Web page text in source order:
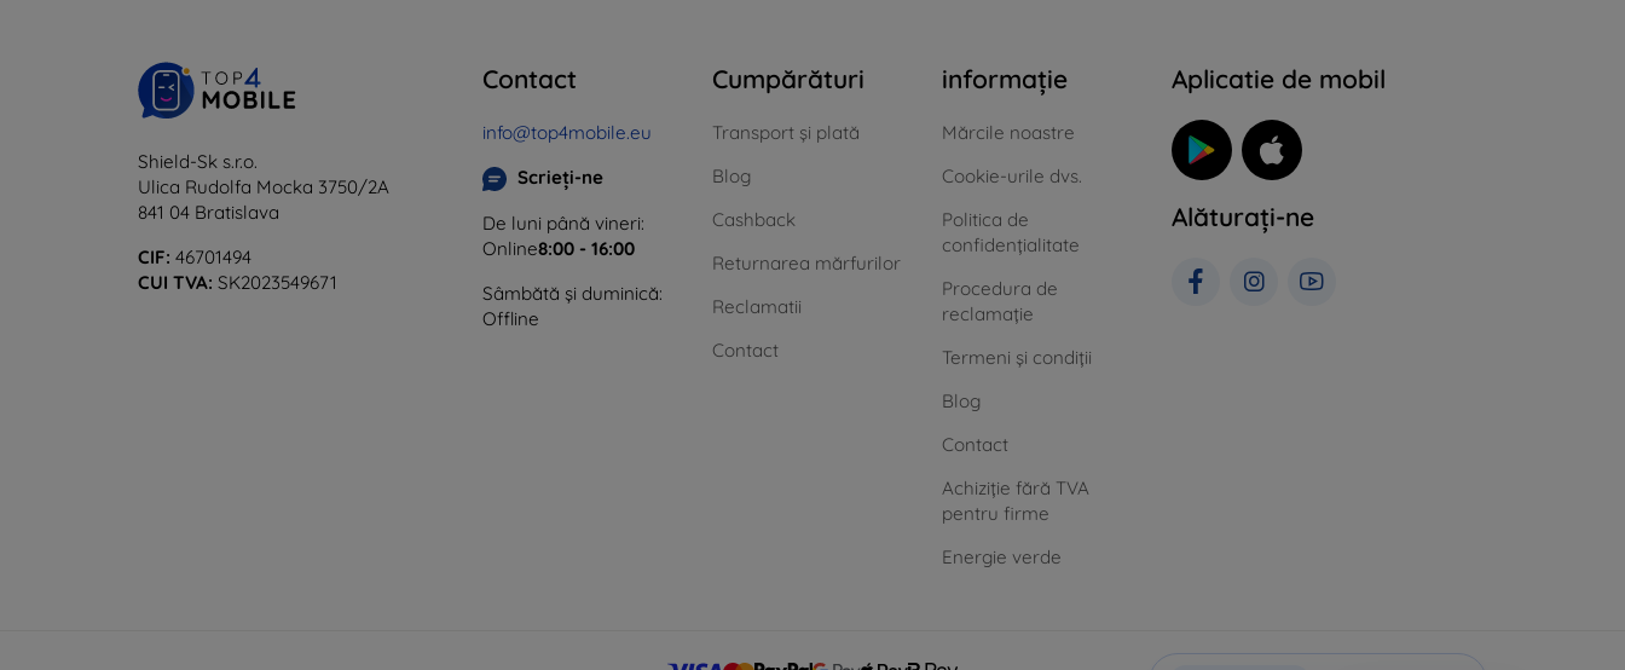
Shield-Sk s.r.o.
Ulica Rudolfa Mocka 3750/2A
841 04 Bratislava
CIF: 46701494
CUI TVA: SK2023549671
Contact
info@top4mobile.eu
Scrieți-ne
De luni până vineri:
Online8:00 - 16:00
Sâmbătă și duminică:
Offline
Cumpărături
Transport și plată
Blog
Cashback
Returnarea mărfurilor
Reclamatii
Contact
informație
Mărcile noastre
Cookie-urile dvs.
Politica de
confidențialitate
Procedura de
reclamație
Termeni și condiții
Blog
Contact
Achiziție fără TVA
pentru firme
Energie verde
Aplicatie de mobil
Alăturați-ne